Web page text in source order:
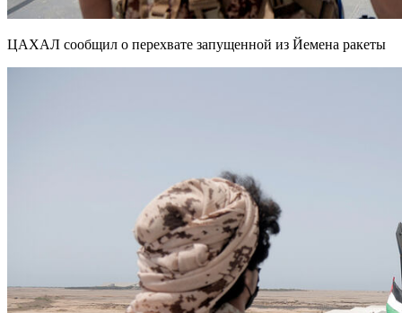
ЦАХАЛ сообщил о перехвате запущенной из Йемена ракеты